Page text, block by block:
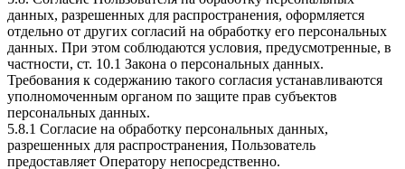
данных, разрешенных для распространения, оформляется
отдельно от других согласий на обработку его персональных
данных. При этом соблюдаются условия, предусмотренные, в
частности, ст. 10.1 Закона о персональных данных.
Требования к содержанию такого согласия устанавливаются
уполномоченным органом по защите прав субъектов
персональных данных.
5.8.1 Согласие на обработку персональных данных,
разрешенных для распространения, Пользователь
предоставляет Оператору непосредственно.